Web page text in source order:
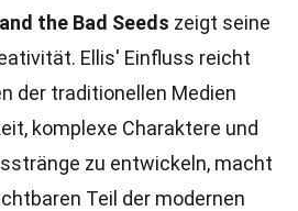
the Bad Seeds zeigt seine
Ellis' Einfluss reicht
der traditionellen Medien
komplexe Charaktere und
zu entwickeln, macht
Teil der modernen